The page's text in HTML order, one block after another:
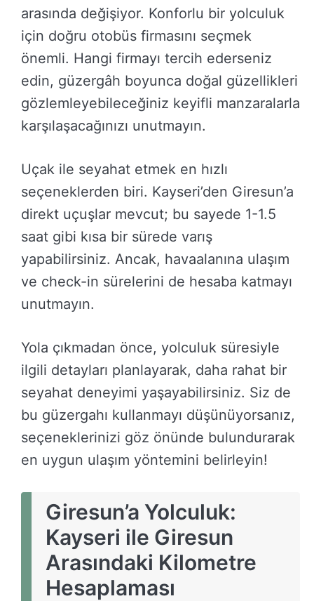
arasında değişiyor. Konforlu bir yolculuk
için doğru otobüs firmasını seçmek
önemli. Hangi firmayı tercih ederseniz
edin, güzergâh boyunca doğal güzellikleri
gözlemleyebileceğiniz keyifli manzaralarla
karşılaşacağınızı unutmayın.
Uçak ile seyahat etmek en hızlı
seçeneklerden biri. Kayseri’den Giresun’a
direkt uçuşlar mevcut; bu sayede 1-1.5
saat gibi kısa bir sürede varış
yapabilirsiniz. Ancak, havaalanına ulaşım
ve check-in sürelerini de hesaba katmayı
unutmayın.
Yola çıkmadan önce, yolculuk süresiyle
ilgili detayları planlayarak, daha rahat bir
seyahat deneyimi yaşayabilirsiniz. Siz de
bu güzergahı kullanmayı düşünüyorsanız,
seçeneklerinizi göz önünde bulundurarak
en uygun ulaşım yöntemini belirleyin!
Giresun’a Yolculuk:
Kayseri ile Giresun
Arasındaki Kilometre
Hesaplaması